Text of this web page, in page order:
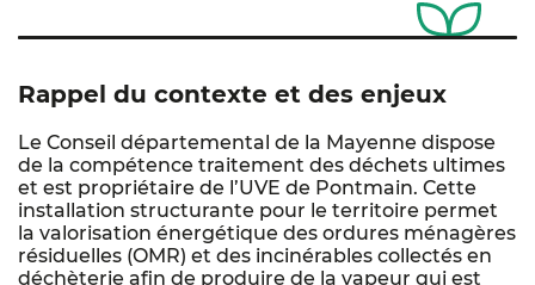
Rappel du contexte et des enjeux
Le Conseil départemental de la Mayenne dispose
de la compétence traitement des déchets ultimes
et est propriétaire de l’UVE de Pontmain. Cette
installation structurante pour le territoire permet
la valorisation énergétique des ordures ménagères
résiduelles (OMR) et des incinérables collectés en
déchèterie afin de produire de la vapeur qui est